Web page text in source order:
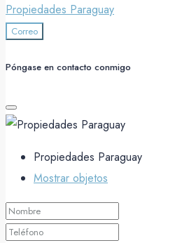
Propiedades Paraguay
Correo
Póngase en contacto conmigo
Propiedades Paraguay
Mostrar objetos